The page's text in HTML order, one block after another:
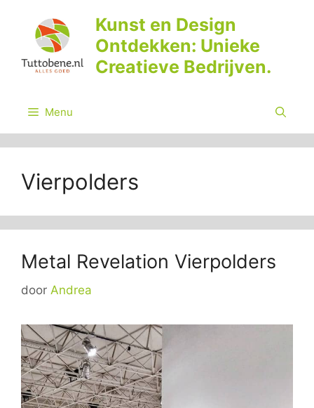
inhoud
Kunst en Design
Ontdekken: Unieke
Creatieve Bedrijven.
Menu
Vierpolders
Metal Revelation Vierpolders
door Andrea